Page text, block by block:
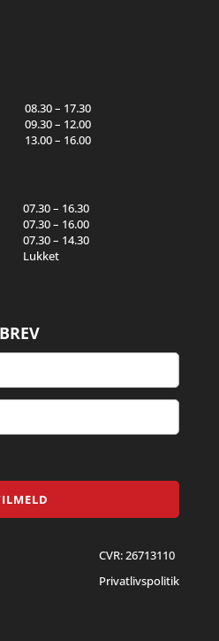
08.30 – 17.30
09.30 – 12.00
13.00 – 16.00
07.30 – 16.30
07.30 – 16.00
07.30 – 14.30
Lukket
CVR: 26713110
Privatlivspolitik